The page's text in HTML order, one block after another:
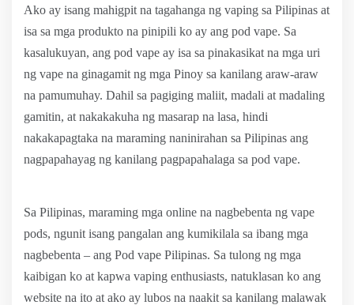
Ako ay isang mahigpit na tagahanga ng vaping sa Pilipinas at
isa sa mga produkto na pinipili ko ay ang pod vape. Sa
kasalukuyan, ang pod vape ay isa sa pinakasikat na mga uri
ng vape na ginagamit ng mga Pinoy sa kanilang araw-araw
na pamumuhay. Dahil sa pagiging maliit, madali at madaling
gamitin, at nakakakuha ng masarap na lasa, hindi
nakakapagtaka na maraming naninirahan sa Pilipinas ang
nagpapahayag ng kanilang pagpapahalaga sa pod vape.
Sa Pilipinas, maraming mga online na nagbebenta ng vape
pods, ngunit isang pangalan ang kumikilala sa ibang mga
nagbebenta – ang Pod vape Pilipinas. Sa tulong ng mga
kaibigan ko at kapwa vaping enthusiasts, natuklasan ko ang
website na ito at ako ay lubos na naakit sa kanilang malawak